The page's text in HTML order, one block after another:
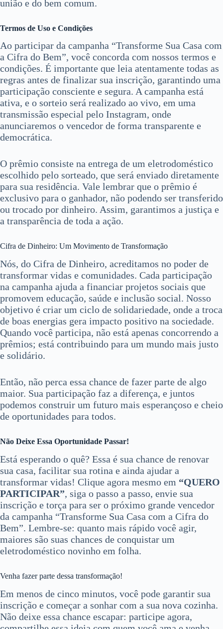
união e do bem comum.
Termos de Uso e Condições
Ao participar da campanha “Transforme Sua Casa com
a Cifra do Bem”, você concorda com nossos termos e
condições. É importante que leia atentamente todas as
regras antes de finalizar sua inscrição, garantindo uma
participação consciente e segura. A campanha está
ativa, e o sorteio será realizado ao vivo, em uma
transmissão especial pelo Instagram, onde
anunciaremos o vencedor de forma transparente e
democrática.
O prêmio consiste na entrega de um eletrodoméstico
escolhido pelo sorteado, que será enviado diretamente
para sua residência. Vale lembrar que o prêmio é
exclusivo para o ganhador, não podendo ser transferido
ou trocado por dinheiro. Assim, garantimos a justiça e
a transparência de toda a ação.
Cifra de Dinheiro: Um Movimento de Transformação
Nós, do Cifra de Dinheiro, acreditamos no poder de
transformar vidas e comunidades. Cada participação
na campanha ajuda a financiar projetos sociais que
promovem educação, saúde e inclusão social. Nosso
objetivo é criar um ciclo de solidariedade, onde a troca
de boas energias gera impacto positivo na sociedade.
Quando você participa, não está apenas concorrendo a
prêmios; está contribuindo para um mundo mais justo
e solidário.
Então, não perca essa chance de fazer parte de algo
maior. Sua participação faz a diferença, e juntos
podemos construir um futuro mais esperançoso e cheio
de oportunidades para todos.
Não Deixe Essa Oportunidade Passar!
Está esperando o quê? Essa é sua chance de renovar
sua casa, facilitar sua rotina e ainda ajudar a
transformar vidas! Clique agora mesmo em “QUERO
PARTICIPAR”, siga o passo a passo, envie sua
inscrição e torça para ser o próximo grande vencedor
da campanha “Transforme Sua Casa com a Cifra do
Bem”. Lembre-se: quanto mais rápido você agir,
maiores são suas chances de conquistar um
eletrodoméstico novinho em folha.
Venha fazer parte dessa transformação!
Em menos de cinco minutos, você pode garantir sua
inscrição e começar a sonhar com a sua nova cozinha.
Não deixe essa chance escapar: participe agora,